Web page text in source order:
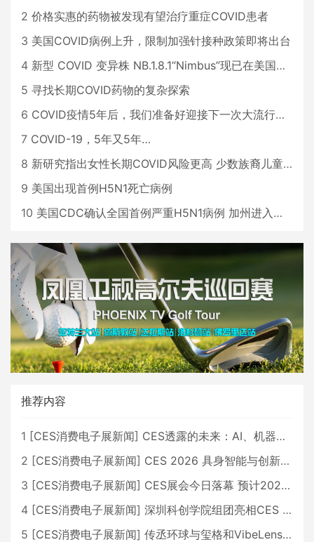
2 价格实惠的药物被发现有望治疗重症COVID患者
3 美国COVID病例上升，限制加强针接种政策即将出台
4 新型 COVID 变异株 NB.1.8.1“Nimbus”现已在美国占据主导地位
5 寻找长期COVID药物的复杂探索
6 COVID疫情5年后，我们准备好迎接下一次大流行了吗？
7 COVID-19，5年又5年…
8 新研究指出女性长期COVID风险更高 少数族裔儿童存在差异
9 美国出现首例H5N1死亡病例
10 美国CDC确认全国首例严重H5N1病例 加州进入紧急状态
推荐内容
1 [CES消费电子展新闻] CES透露的未来：AI、机器人与智能生活大爆发
2 [CES消费电子展新闻] CES 2026 具身智能与创新领域 中国公司大放异彩
3 [CES消费电子展新闻] CES展会今日落幕 预计2026行业收入将超五千亿美元
4 [CES消费电子展新闻] 深圳科创学院组团亮相CES 广受好评
5 [CES消费电子展新闻] 传丞环球与玺格和VibeLens共同推出全新耳机